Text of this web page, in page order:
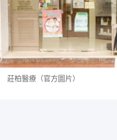
莊柏醫療（官方圖片）